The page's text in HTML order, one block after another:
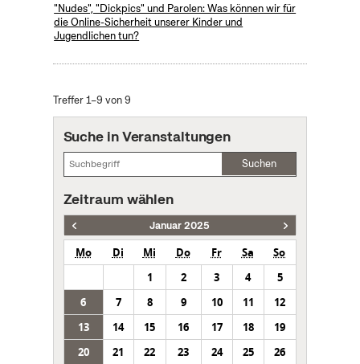
"Nudes", "Dickpics" und Parolen: Was können wir für
die Online-Sicherheit unserer Kinder und
Jugendlichen tun?
Treffer 1–9 von 9
Suche in Veranstaltungen
Suchen
Zeitraum wählen
Januar 2025
Mo Di Mi Do Fr Sa
So
1
2 3 4
5
6
7 8 9 10 11
12
13
14 15 16 17 18
19
20
21 22 23 24 25
26